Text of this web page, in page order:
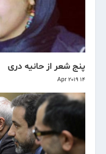
پنج شعر از حانیه دری
14 Apr 2019